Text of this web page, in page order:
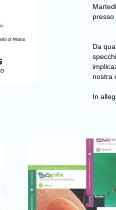
presso
Da
nostra
In